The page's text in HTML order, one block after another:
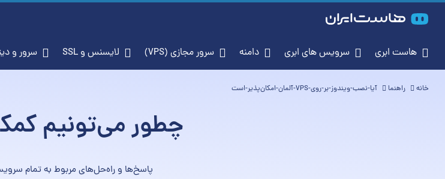
هاست ابری سرویس‌ های ابری دامنه سرور مجازی (VPS) لایسنس و SSL سرور و
خانه راهنما آیا-نصب-ویندوز-بر-روی-VPS-آلمان-امکان‌پذیر-است
چطور می‌تونیم
پاسخ‌ها و راه‌حل‌های مربوط به تمام